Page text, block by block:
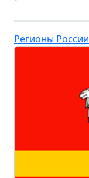
Регионы России